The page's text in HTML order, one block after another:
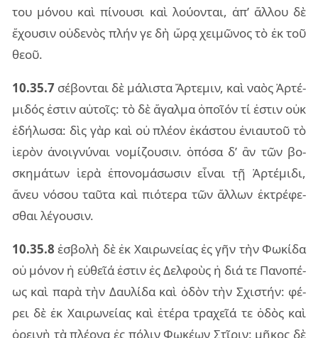
του μό­νου καὶ πί­νου­σι καὶ λού­ον­ται, ἀπ’ ἄλ­λου δὲ
ἔχου­σιν οὐ­δε­νὸς πλήν γε δὴ ὥρᾳ χει­μῶ­νος τὸ ἐκ τοῦ
θεοῦ.
10.35.7 σέ­βον­ται δὲ μά­λι­στα Ἄρτε­μιν, καὶ ναὸς Ἀρτέ­
μι­δός ἐστιν αὐ­τοῖς: τὸ δὲ ἄγαλ­μα ὁποῖ­όν τί ἐστιν οὐκ
ἐδή­λω­σα: δὶς γὰρ καὶ οὐ πλέ­ον ἑκά­στου ἐνιαυ­τοῦ τὸ
ἱε­ρὸν ἀνοι­γνύ­ναι νο­μί­ζου­σιν. ὁπό­σα δ’ ἂν τῶν βο­
σκη­μά­των ἱερὰ ἐπο­νο­μά­σω­σιν εἶ­ναι τῇ Ἀρτέ­μι­δι,
ἄνευ νό­σου ταῦ­τα καὶ πιό­τε­ρα τῶν ἄλ­λων ἐκτρέ­φε­
σθαι λέ­γου­σιν.
10.35.8 ἐσβο­λὴ δὲ ἐκ Χαι­ρω­νεί­ας ἐς γῆν τὴν Φωκί­δα
οὐ μό­νον ἡ εὐ­θεῖά ἐστιν ἐς Δελ­φοὺς ἡ διά τε Πανο­πέ­
ως καὶ παρὰ τὴν Δαυ­λί­δα καὶ ὁδὸν τὴν Σχι­στήν: φέ­
ρει δὲ ἐκ Χαι­ρω­νεί­ας καὶ ἑτέ­ρα τρα­χεῖά τε ὁδὸς καὶ
ὀρει­νὴ τὰ πλέ­ο­να ἐς πό­λιν Φωκέ­ων Στῖ­ριν: μῆ­κος δὲ